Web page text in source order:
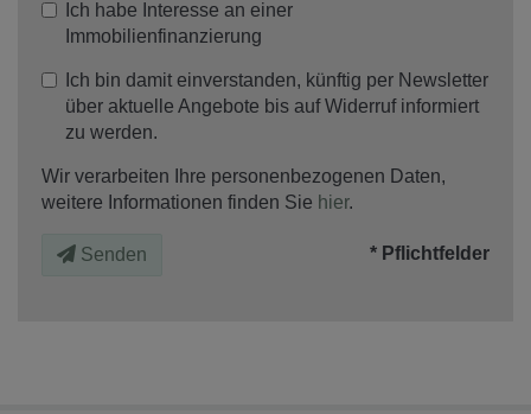
Ich habe Interesse an einer
Immobilienfinanzierung
Ich bin damit einverstanden, künftig per Newsletter
über aktuelle Angebote bis auf Widerruf informiert
zu werden.
Wir verarbeiten Ihre personenbezogenen Daten,
weitere Informationen finden Sie hier.
Senden * Pflichtfelder